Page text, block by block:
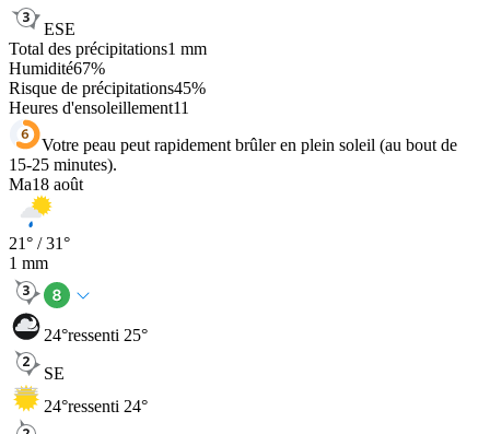
ESE
Total des précipitations1 mm
Humidité67%
Risque de précipitations45%
Heures d'ensoleillement11
Votre peau peut rapidement brûler en plein soleil (au bout de
15-25 minutes).
Ma18 août
21° /31°
1 mm
24°ressenti 25°
SE
24°ressenti 24°